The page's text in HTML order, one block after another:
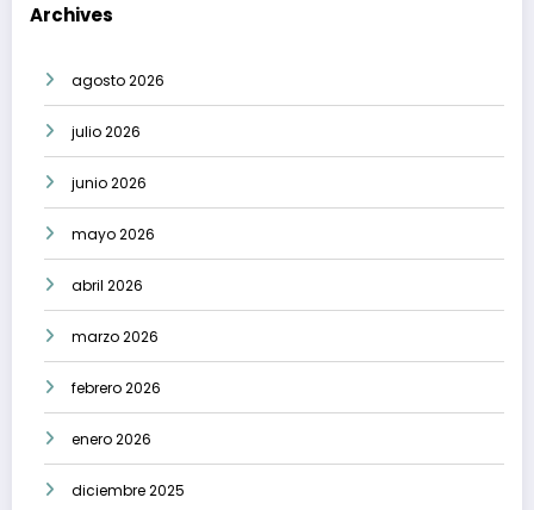
Archives
agosto 2026
julio 2026
junio 2026
mayo 2026
abril 2026
marzo 2026
febrero 2026
enero 2026
diciembre 2025